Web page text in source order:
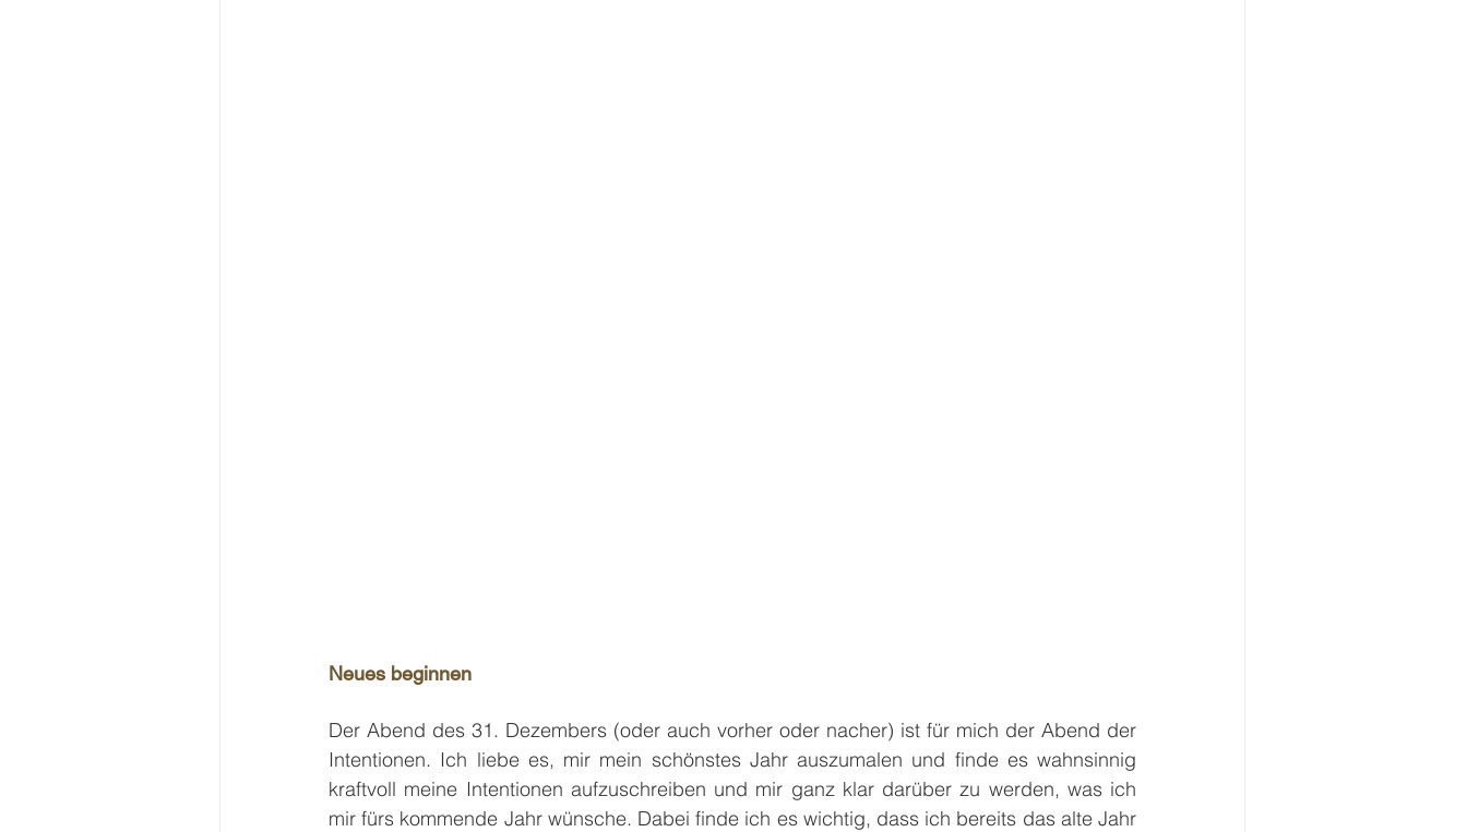
Neues beginnen
Der Abend des 31. Dezembers (oder auch vorher oder nacher) ist für mich der Abend der
Intentionen. Ich liebe es, mir mein schönstes Jahr auszumalen und finde es wahnsinnig
kraftvoll meine Intentionen aufzuschreiben und mir ganz klar darüber zu werden, was ich
mir fürs kommende Jahr wünsche. Dabei finde ich es wichtig, dass ich bereits das alte Jahr